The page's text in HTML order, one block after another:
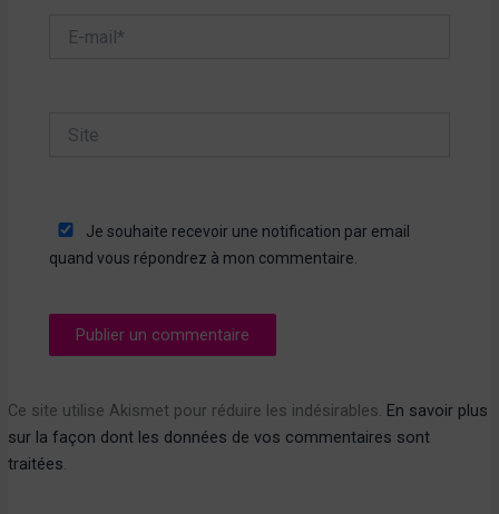
mail*
Je souhaite recevoir une notification par email
quand vous répondrez à mon commentaire.
Ce site utilise Akismet pour réduire les indésirables. En savoir plus
sur la façon dont les données de vos commentaires sont
traitées.